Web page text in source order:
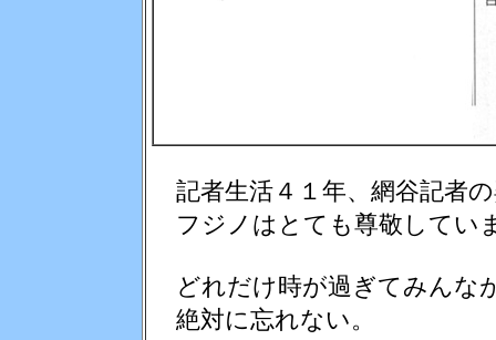
記者生活４１年、網谷記者
フジノはとても尊敬してい
どれだけ時が過ぎてみんな
絶対に忘れない。